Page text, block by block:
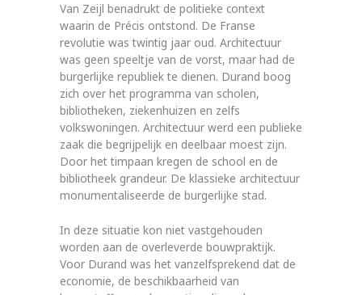
Van Zeijl benadrukt de politieke context
waarin de Précis ontstond. De Franse
revolutie was twintig jaar oud. Architectuur
was geen speeltje van de vorst, maar had de
burgerlijke republiek te dienen. Durand boog
zich over het programma van scholen,
bibliotheken, ziekenhuizen en zelfs
volkswoningen. Architectuur werd een publieke
zaak die begrijpelijk en deelbaar moest zijn.
Door het timpaan kregen de school en de
bibliotheek grandeur. De klassieke architectuur
monumenta­liseerde de burgerlijke stad.
In deze situatie kon niet vastgehouden
worden aan de overleverde bouwpraktijk.
Voor Durand was het vanzelfsprekend dat de
economie, de beschikbaarheid van